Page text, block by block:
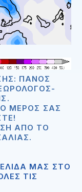
ΠΆΝΟΣ
ΜΈΡΟΣ ΣΑΣ
ΑΠΟ ΤΟ
ΜΑΣ ΣΤΟ
ΤΙΣ